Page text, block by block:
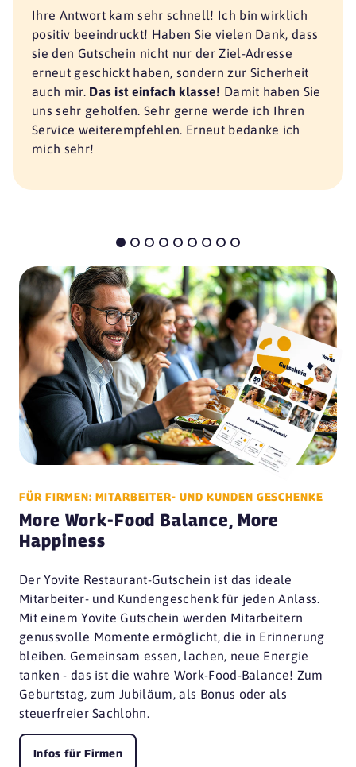
Ihre Antwort kam sehr schnell! Ich bin wirklich
positiv beeindruckt! Haben Sie vielen Dank, dass
sie den Gutschein nicht nur der Ziel-Adresse
erneut geschickt haben, sondern zur Sicherheit
auch mir. Das ist einfach klasse! Damit haben Sie
uns sehr geholfen. Sehr gerne werde ich Ihren
Service weiterempfehlen. Erneut bedanke ich
mich sehr!
FÜR FIRMEN: MITARBEITER- UND KUNDEN GESCHENKE
More Work-Food Balance, More
Happiness
Der Yovite Restaurant-Gutschein ist das ideale
Mitarbeiter- und Kundengeschenk für jeden Anlass.
Mit einem Yovite Gutschein werden Mitarbeitern
genussvolle Momente ermöglicht, die in Erinnerung
bleiben. Gemeinsam essen, lachen, neue Energie
tanken - das ist die wahre Work-Food-Balance! Zum
Geburtstag, zum Jubiläum, als Bonus oder als
steuerfreier Sachlohn.
Infos für Firmen